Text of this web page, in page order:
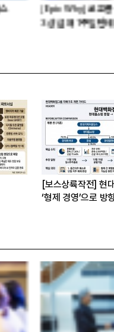
플 코어 투자
[Epic
일까
[보스상륙작전] 현
‘형제 경영’으로 방